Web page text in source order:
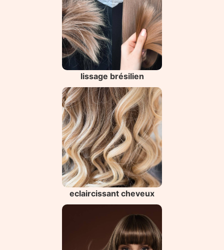
lissage brésilien
eclaircissant cheveux